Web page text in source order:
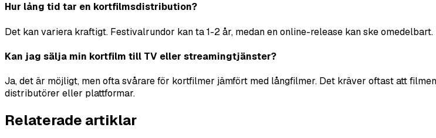
Hur lång tid tar en kortfilmsdistribution?
Det kan variera kraftigt. Festivalrundor kan ta 1-2 år, medan en online-release kan ske
Kan jag sälja min kortfilm till TV eller streamingtjänster?
Ja, det är möjligt, men ofta svårare för kortfilmer jämfört med långfilmer. Det kräver oftast att
distributörer eller plattformar.
Relaterade artiklar